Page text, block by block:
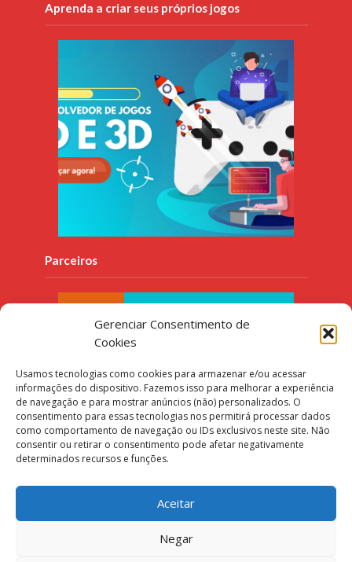
Gerenciar Consentimento de
Cookies
Usamos tecnologias como cookies para armazenar e/ou acessar
informações do dispositivo. Fazemos isso para melhorar a experiência
de navegação e para mostrar anúncios (não) personalizados. O
consentimento para essas tecnologias nos permitirá processar dados
como comportamento de navegação ou IDs exclusivos neste site. Não
consentir ou retirar o consentimento pode afetar negativamente
determinados recursos e funções.
Aceitar
Negar
Aprenda a criar seus próprios jogos
Parceiros